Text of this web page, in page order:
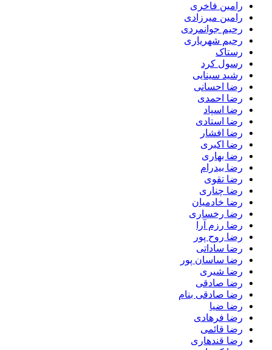
رامین فاخری
رامین میرزادی
رحیم جوانمردی
رحیم شهریاری
رستاک
رسول کرد
رشید سینایی
رضا احسانی
رضا احمدی
رضا اسپاد
رضا استادی
رضا افشار
رضا اکبری
رضا بهاری
رضا بیدرام
رضا تقوی
رضا چناری
رضا خادمیان
رضا رخساری
رضا رزم آرا
رضا روح پور
رضا ساداتی
رضا ساسان پور
رضا شیری
رضا صادقی
رضا صادقی بنام
رضا ضیا
رضا فرهادی
رضا قائمی
رضا قندهاری